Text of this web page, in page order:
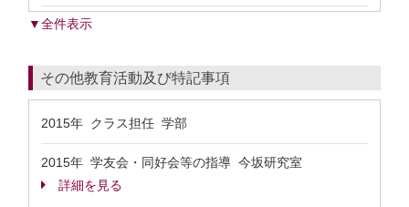
▼全件表示
その他教育活動及び特記事項
2015年 クラス担任 学部
2015年 学友会・同好会等の指導 今坂研究室
詳細を見る